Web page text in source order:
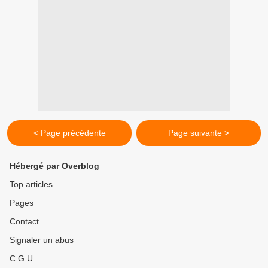
< Page précédente Page suivante >
Hébergé par Overblog
Top articles
Pages
Contact
Signaler un abus
C.G.U.